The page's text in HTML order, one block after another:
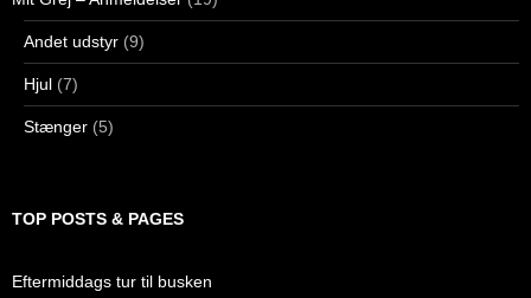
Andet udstyr (9)
Hjul (7)
Stænger (5)
TOP POSTS & PAGES
Eftermiddags tur til busken